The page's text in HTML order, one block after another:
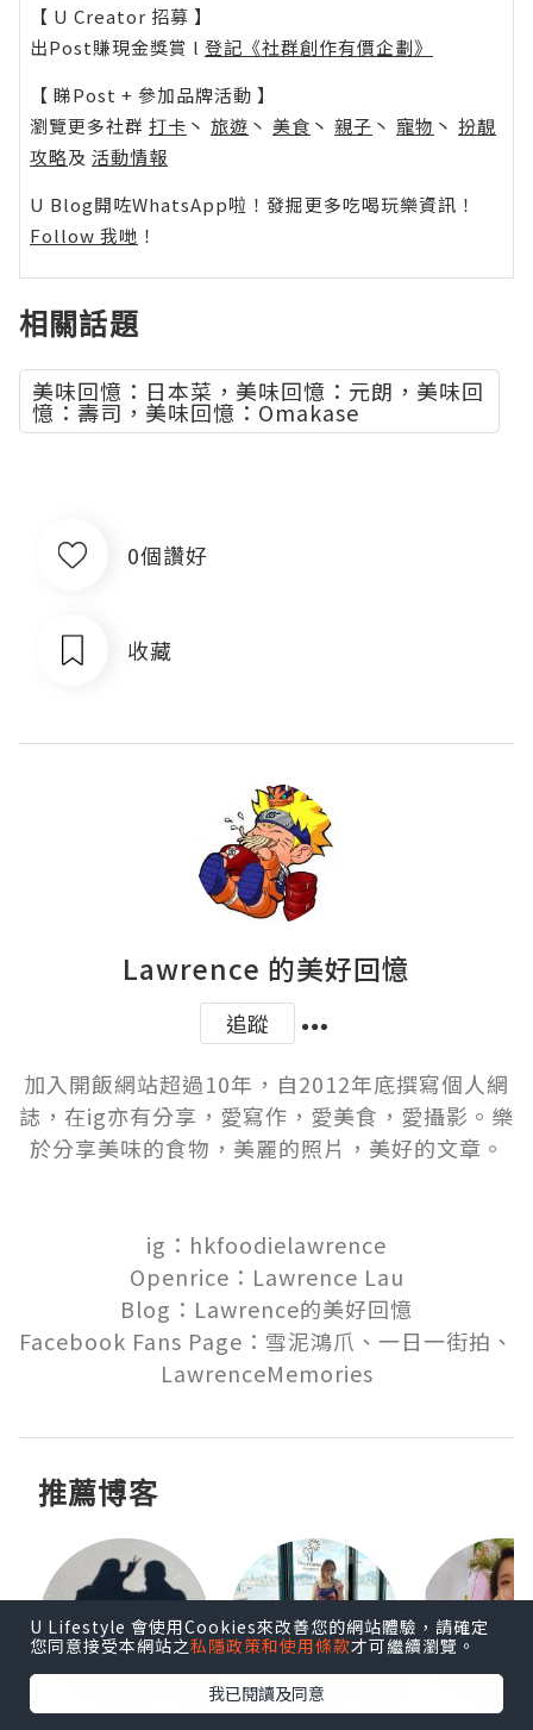
【 U Creator 招募 】
出Post賺現金獎賞 l 登記《社群創作有價企劃》
【 睇Post + 參加品牌活動 】
瀏覽更多社群 打卡 丶 旅遊 丶 美食 丶 親子 丶 寵物 丶 扮靚
攻略及 活動情報
U Blog開咗WhatsApp啦！發掘更多吃喝玩樂資訊！
Follow 我哋 ！
相關話題
美味回憶：日本菜，美味回憶：元朗，美味回
憶：壽司，美味回憶：Omakase
0個讚好
收藏
Lawrence 的美好回憶
追蹤
加入開飯網站超過10年，自2012年底撰寫個人網
誌，在ig亦有分享，愛寫作，愛美食，愛攝影。樂
於分享美味的食物，美麗的照片，美好的文章。
ig：hkfoodielawrence
Openrice：Lawrence Lau
Blog：Lawrence的美好回憶
Facebook Fans Page：雪泥鴻爪、一日一街拍、
LawrenceMemories
推薦博客
U Lifestyle 會使用Cookies來改善您的網站體驗，請確定
您同意接受本網站之私隱政策和使用條款才可繼續瀏覽。
我已閱讀及同意